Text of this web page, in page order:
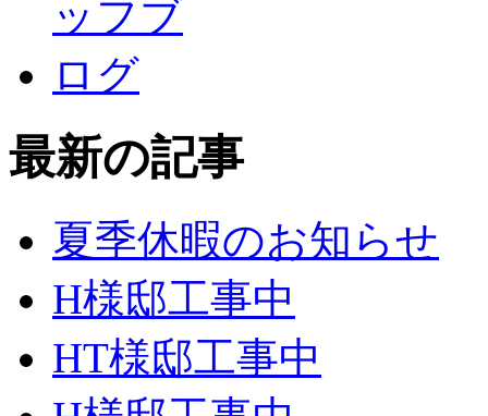
最新の記事
夏季休暇のお知らせ
H様邸工事中
HT様邸工事中